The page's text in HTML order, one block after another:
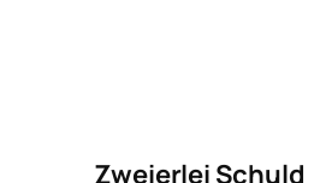
Zweierlei Schuld